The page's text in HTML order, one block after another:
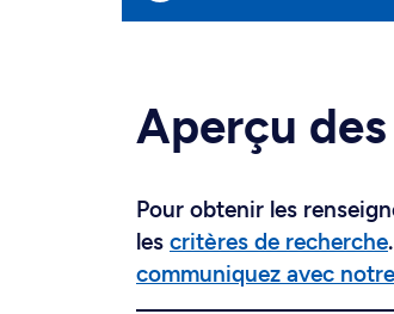
Aperçu
Pour obtenir les
les critères de recherche
communiquez avec